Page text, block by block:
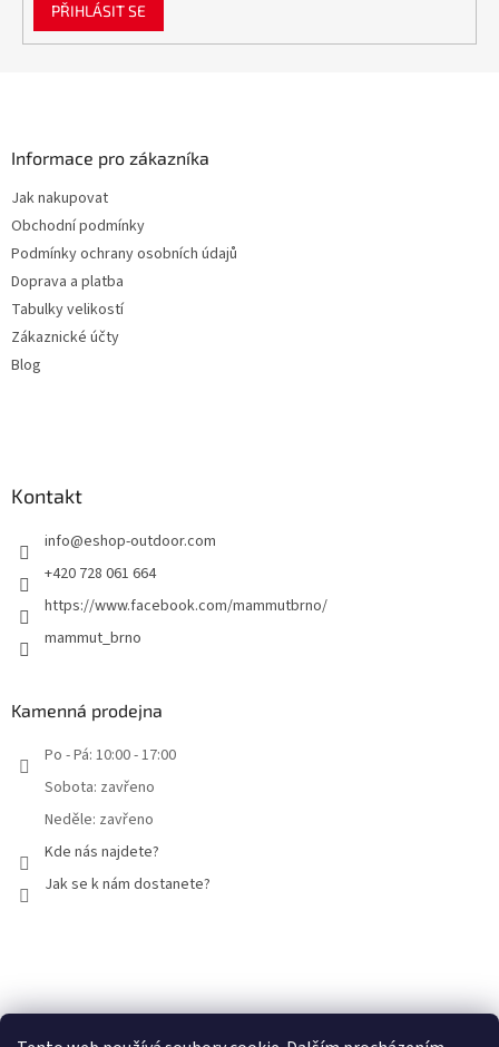
PŘIHLÁSIT SE
Informace pro zákazníka
Jak nakupovat
Obchodní podmínky
Podmínky ochrany osobních údajů
Doprava a platba
Tabulky velikostí
Zákaznické účty
Blog
Kontakt
info@eshop-outdoor.com
+420 728 061 664
https://www.facebook.com/mammutbrno/
mammut_brno
Kamenná prodejna
Po - Pá: 10:00 - 17:00
Sobota: zavřeno
Neděle: zavřeno
Kde nás najdete?
Jak se k nám dostanete?
Facebook